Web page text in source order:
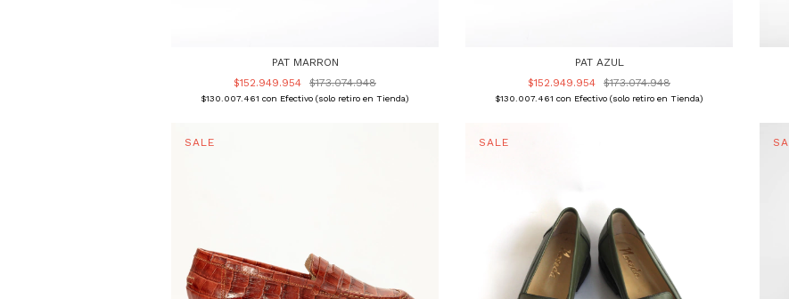
PAT MARRON
$152.949.954
$173.074.948
$130.007.461 con Efectivo (solo retiro en Tienda)
PAT AZUL
$152.949.954
$173.074.948
$130.007.461 con Efectivo (solo retiro en Tienda)